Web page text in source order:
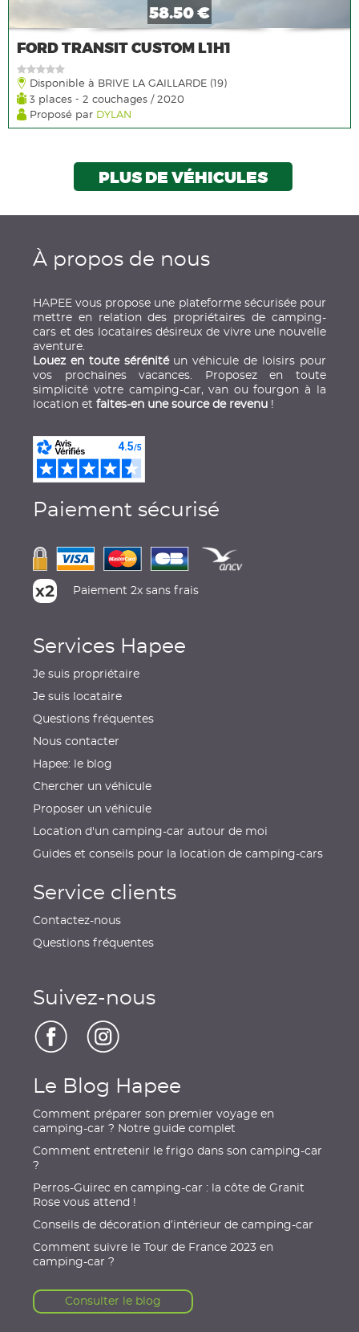
58.50 €
FORD TRANSIT CUSTOM L1H1
Disponible à BRIVE LA GAILLARDE (19)
3 places - 2 couchages / 2020
Proposé par DYLAN
PLUS DE VÉHICULES
À propos de nous
HAPEE vous propose une plateforme sécurisée pour
mettre en relation des propriétaires de camping-
cars et des locataires désireux de vivre une nouvelle
aventure.
Louez en toute sérénitéun véhicule de loisirs pour
vos prochaines vacances. Proposez en toute
simplicité votre camping-car, van ou fourgon à la
location etfaites-en une source de revenu !
Paiement sécurisé
Paiement 2x sans frais
Services Hapee
Je suis propriétaire
Je suis locataire
Questions fréquentes
Nous contacter
Hapee: le blog
Chercher un véhicule
Proposer un véhicule
Location d'un camping-car autour de moi
Guides et conseils pour la location de camping-cars
Service clients
Contactez-nous
Questions fréquentes
Suivez-nous
Le Blog Hapee
Comment préparer son premier voyage en
camping-car ? Notre guide complet
Comment entretenir le frigo dans son camping-car
?
Perros-Guirec en camping-car : la côte de Granit
Rose vous attend !
Conseils de décoration d’intérieur de camping-car
Comment suivre le Tour de France 2023 en
camping-car ?
Consulter le blog